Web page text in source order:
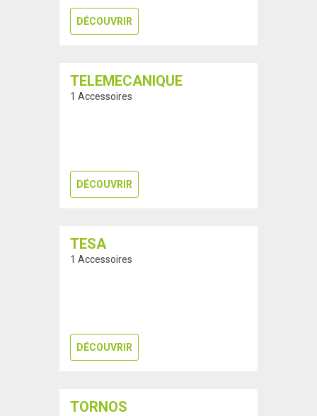
DÉCOUVRIR
TELEMECANIQUE
1 Accessoires
DÉCOUVRIR
TESA
1 Accessoires
DÉCOUVRIR
TORNOS